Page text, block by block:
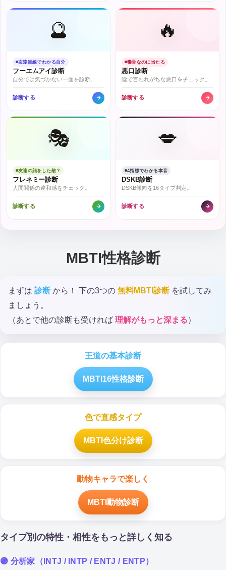
🔮
友達目線でわかる自分
フーエムアイ診断
自分では気づかない一面を診断。
診断する
🔥
毒舌なのに当たる
悪口診断
陰で言われがちな悪口をチェック。
診断する
🎭
友達の顔をした敵？
フレネミー診断
人間関係の違和感をチェック。
診断する
💋
4指標でわかる本音
DSKB診断
DSKB傾向を16タイプ判定。
診断する
MBTI性格診断
まずは 診断 から！ 下の3つの 無料MBTI診断を試してみ
ましょう。
（あとで他の診断も受ければ 理解がもっと深まる）
王道の基本診断
MBTI16性格診断
色で直感タイプ
MBTI色分け診断
動物キャラで楽しく
MBTI動物診断
タイプ別の特性・相性をもっと詳しく知る
🟣 分析家（INTJ / INTP / ENTJ / ENTP）